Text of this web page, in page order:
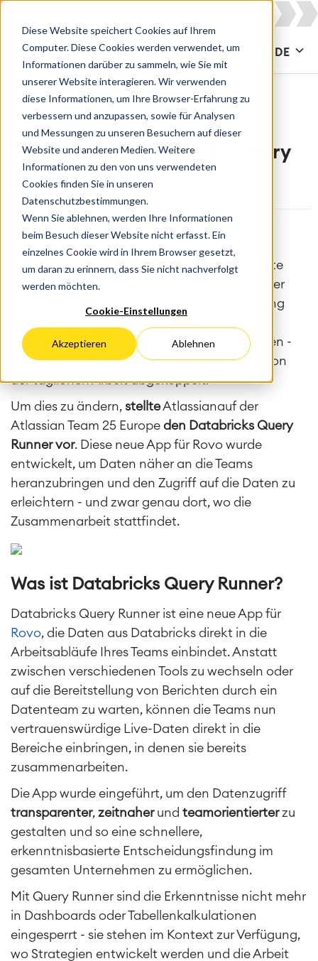
Diese Website speichert Cookies auf Ihrem
Computer. Diese Cookies werden verwendet, um
Informationen darüber zu sammeln, wie Sie mit
unserer Website interagieren. Wir verwenden
diese Informationen, um Ihre Browser-Erfahrung zu
verbessern und anzupassen, sowie für Analysen
und Messungen zu unseren Besuchern auf dieser
Website und anderen Medien. Weitere
Informationen zu den von uns verwendeten
Cookies finden Sie in unseren
Datenschutzbestimmungen.
Wenn Sie ablehnen, werden Ihre Informationen
beim Besuch dieser Website nicht erfasst. Ein
einzelnes Cookie wird in Ihrem Browser gesetzt,
um daran zu erinnern, dass Sie nicht nachverfolgt
werden möchten.
Cookie-Einstellungen
Akzeptieren Ablehnen
KONTAKT DE
Einführung in Databricks Query
Runner
[Business Teams], [Rovo], [Team25 Barcelona]
In den schnelllebigen Unternehmen von heute
spielen Daten eine entscheidende Rolle
bei der
Entwicklung von Strategien und der Förderung
bleiben wertvolle Erkenntnisse im Verborgenen -
nur für wenige Spezialisten zugänglich und von
der täglichen Arbeit abgekoppelt.
Um dies zu ändern, stellteAtlassianauf der
Atlassian Team 25 Europe den Databricks Query
Runnervor. Diese neue App für Rovo wurde
entwickelt, um Daten näher an die Teams
heranzubringen und den Zugriff auf die Daten zu
erleichtern - und zwar genau dort, wo die
Zusammenarbeit stattfindet.
Was ist Databricks Query Runner?
Databricks Query Runner ist eine neue App für
Rovo, die Daten aus Databricks direkt in die
Arbeitsabläufe Ihres Teams einbindet. Anstatt
zwischen verschiedenen Tools zu wechseln oder
auf die Bereitstellung von Berichten durch ein
Datenteam zu warten, können die Teams nun
vertrauenswürdige Live-Daten direkt in die
Bereiche einbringen, in denen sie bereits
zusammenarbeiten.
Die App wurde eingeführt, um den Datenzugriff
transparenter, zeitnaherund teamorientierterzu
gestalten und so eine schnellere,
erkenntnisbasierte Entscheidungsfindung im
gesamten Unternehmen zu ermöglichen.
Mit Query Runner sind die Erkenntnisse nicht mehr
in Dashboards oder Tabellenkalkulationen
eingesperrt - sie stehen im Kontext zur Verfügung,
wo Strategien entwickelt werden und die Arbeit